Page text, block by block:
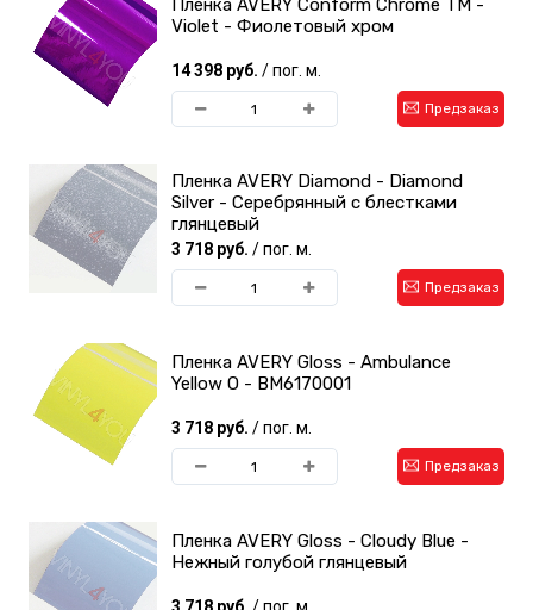
Violet - Фиолетовый хром
14 398 руб. / пог. м.
Предзаказ
Пленка AVERY Diamond - Diamond
Silver - Серебрянный с блестками
глянцевый
3 718 руб. / пог. м.
Предзаказ
Пленка AVERY Gloss - Ambulance
Yellow O - BM6170001
3 718 руб. / пог. м.
Предзаказ
Пленка AVERY Gloss - Cloudy Blue -
Нежный голубой глянцевый